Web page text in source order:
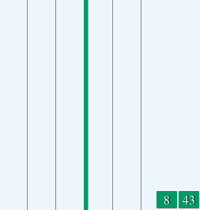
8 43